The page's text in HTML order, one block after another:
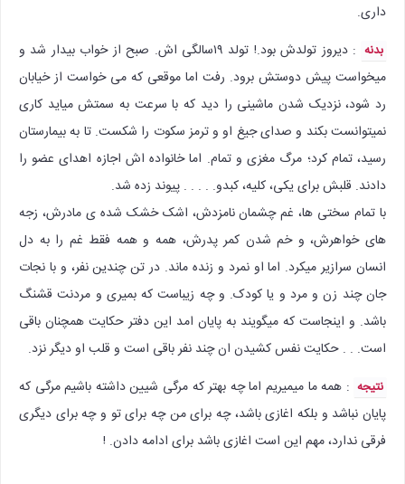
داری.
بدنه
: دیروز تولدش بود.! تولد ۱۹سالگی اش. صبح از خواب بیدار شد و
میخواست پیش دوستش برود. رفت اما موقعی که می خواست از خیابان
رد شود، نزدیک شدن ماشینی را دید که با سرعت به سمتش میاید کاری
نمیتوانست بکند و صدای جیغ او و ترمز سکوت را شکست. تا به بیمارستان
رسید، تمام کرد؛ مرگ مغزی و تمام. اما خانواده اش اجازه اهدای عضو را
دادند. قلبش برای یکی، کلیه، کبدو. . . . . پیوند زده شد.
با تمام سختی ها، غم چشمان نامزدش، اشک خشک شده ی مادرش، زجه
های خواهرش، و خم شدن کمر پدرش، همه و همه فقط غم را به دل
انسان سرازیر میکرد. اما او نمرد و زنده ماند. در تن چندین نفر، و با نجات
جان چند زن و مرد و یا کودک. و چه زیباست که بمیری و مردنت قشنگ
باشد. و اینجاست که میگویند به پایان امد این دفتر حکایت همچنان باقی
است. . . حکایت نفس کشیدن ان چند نفر باقی است و قلب او دیگر نزد.
نتیجه : همه ما میمیریم اما چه بهتر که مرگی شیین داشته باشیم مرگی که
پایان نباشد و بلکه اغازی باشد، چه برای من چه برای تو و چه برای دیگری
فرقی ندارد، مهم این است اغازی باشد برای ادامه دادن. !